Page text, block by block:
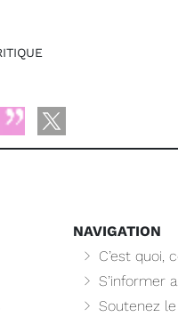
NAVIGATION
C’est quoi,
S’informer
Soutenez le